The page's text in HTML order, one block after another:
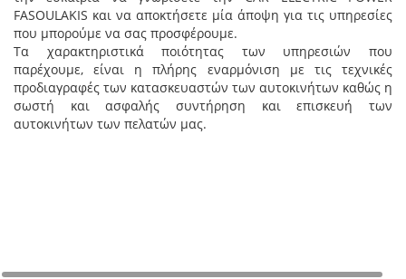
FASOULAKIS και να αποκτήσετε μία άποψη για τις υπηρεσίες
που μπορούμε να σας προσφέρουμε.
Τα χαρακτηριστικά ποιότητας των υπηρεσιών που
παρέχουμε, είναι η πλήρης εναρμόνιση με τις τεχνικές
προδιαγραφές των κατασκευαστών των αυτοκινήτων καθώς η
σωστή και ασφαλής συντήρηση και επισκευή των
αυτοκινήτων των πελατών μας.